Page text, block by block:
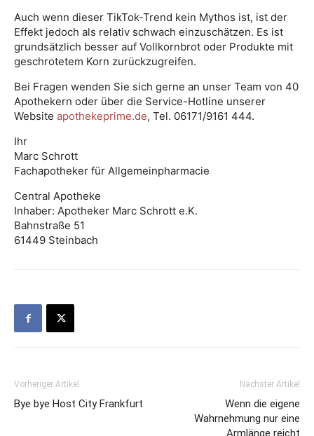
Auch wenn dieser TikTok-Trend kein Mythos ist, ist der
Effekt jedoch als relativ schwach einzuschätzen. Es ist
grundsätzlich besser auf Vollkornbrot oder Produkte mit
geschrotetem Korn zurückzugreifen.
Bei Fragen wenden Sie sich gerne an unser Team von 40
Apothekern oder über die Service-Hotline unserer
Website apothekeprime.de, Tel. 06171/9161 444.
Ihr
Marc Schrott
Fachapotheker für Allgemeinpharmacie
Central Apotheke
Inhaber: Apotheker Marc Schrott e.K.
Bahnstraße 51
61449 Steinbach
Vorheriger Artikel
Bye bye Host City Frankfurt
Nächster Artikel
Wenn die eigene
Wahrnehmung nur eine
Armlänge reicht